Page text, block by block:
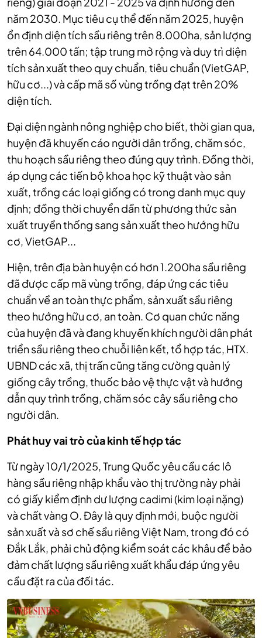
năm 2030. Mục tiêu cụ thể đến năm 2025, huyện
ổn định diện tích sầu riêng trên 8.000ha, sản lượng
trên 64.000 tấn; tập trung mở rộng và duy trì diện
tích sản xuất theo quy chuẩn, tiêu chuẩn (VietGAP,
hữu cơ...) và cấp mã số vùng trồng đạt trên 20%
diện tích.
Đại diện ngành nông nghiệp cho biết, thời gian qua,
huyện đã khuyến cáo người dân trồng, chăm sóc,
thu hoạch sầu riêng theo đúng quy trình. Đồng thời,
áp dụng các tiến bộ khoa học kỹ thuật vào sản
xuất, trồng các loại giống có trong danh mục quy
định; đồng thời chuyển dần từ phương thức sản
xuất truyền thống sang sản xuất theo hướng hữu
cơ, VietGAP...
Hiện, trên địa bàn huyện có hơn 1.200ha sầu riêng
đã được cấp mã vùng trồng, đáp ứng các tiêu
chuẩn về an toàn thực phẩm, sản xuất sầu riêng
theo hướng hữu cơ, an toàn. Cơ quan chức năng
của huyện đã và đang khuyến khích người dân phát
triển sầu riêng theo chuỗi liên kết, tổ hợp tác, HTX.
UBND các xã, thị trấn cũng tăng cường quản lý
giống cây trồng, thuốc bảo vệ thực vật và hướng
dẫn quy trình trồng, chăm sóc cây sầu riêng cho
người dân.
Phát huy vai trò của kinh tế hợp tác
Từ ngày 10/1/2025, Trung Quốc yêu cầu các lô
hàng sầu riêng nhập khẩu vào thị trường này phải
có giấy kiểm định dư lượng cadimi (kim loại nặng)
và chất vàng O. Đây là quy định mới, buộc người
sản xuất và sơ chế sầu riêng Việt Nam, trong đó có
Đắk Lắk, phải chủ động kiểm soát các khâu để bảo
đảm chất lượng sầu riêng xuất khẩu đáp ứng yêu
cầu đặt ra của đối tác.